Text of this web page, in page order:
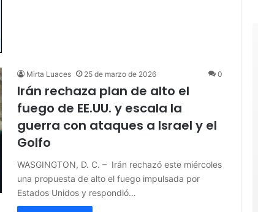
Mirta Luaces 25 de marzo de 2026 0
Irán rechaza plan de alto el
fuego de EE.UU. y escala la
guerra con ataques a Israel y el
Golfo
WASGINGTON, D. C. – Irán rechazó este miércoles
una propuesta de alto el fuego impulsada por
Estados Unidos y respondió…